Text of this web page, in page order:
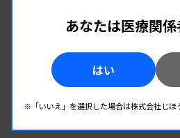
第30回兵庫県医学検査学会
研究発表会
兵庫県臨床検査技師会
開催場所 : 兵庫県
管理運営 病理・細胞
あなたは医療関係
はい
※「いいえ」を選択した場合は株式会社じほ